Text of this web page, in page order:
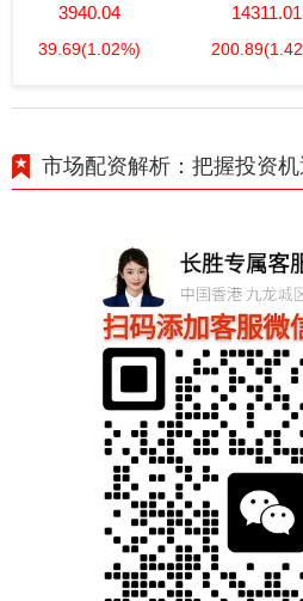
3940.04
39.69(1.02%)
14311.01
200.89
市场配资解析：把握投资